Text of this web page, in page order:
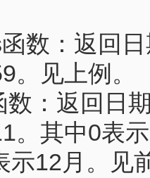
数：返回日
。见上例。
：返回日
。其中0表
示12月。见